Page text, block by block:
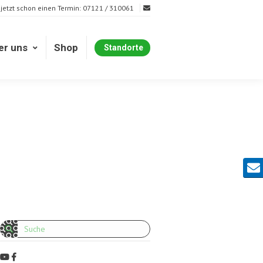
schon einen Termin: 07121 / 310061
uns Shop Standorte
Search:
Standorte